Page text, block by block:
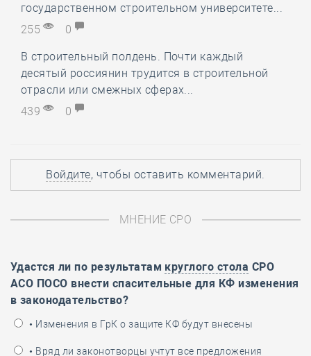
государственном строительном университете...
255
0
В строительный полдень. Почти каждый
десятый россиянин трудится в строительной
отрасли или смежных сферах...
439
0
Войдите, чтобы оставить комментарий.
МНЕНИЕ СРО
Удастся ли по результатам круглого стола СРО
АСО ПОСО внести спасительные для КФ изменения
в законодательство?
• Изменения в ГрК о защите КФ будут внесены
• Вряд ли законотворцы учтут все предложения